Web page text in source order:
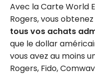
Avec la Carte World
Rogers, vous obtenez
tous vos achats
que le dollar
vous avez au moins
Rogers, Fido,